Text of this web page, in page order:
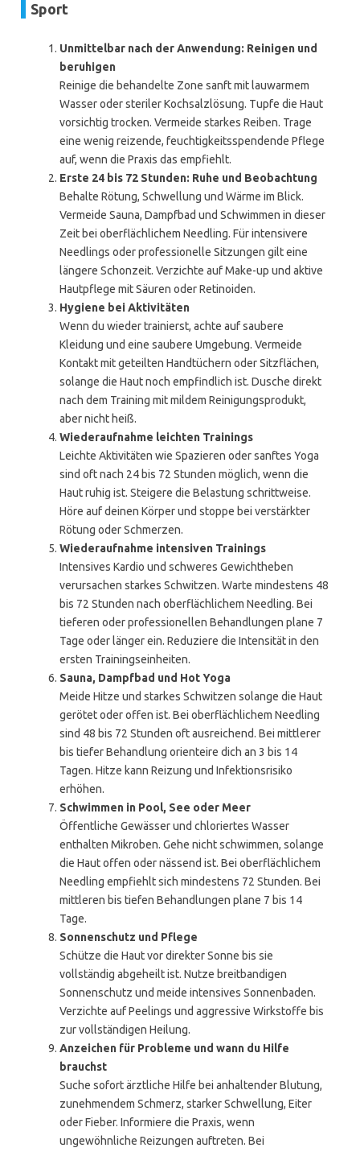
Sport
Unmittelbar nach der Anwendung: Reinigen und
beruhigen
Reinige die behandelte Zone sanft mit lauwarmem
Wasser oder steriler Kochsalzlösung. Tupfe die Haut
vorsichtig trocken. Vermeide starkes Reiben. Trage
eine wenig reizende, feuchtigkeitsspendende Pflege
auf, wenn die Praxis das empfiehlt.
Erste 24 bis 72 Stunden: Ruhe und Beobachtung
Behalte Rötung, Schwellung und Wärme im Blick.
Vermeide Sauna, Dampfbad und Schwimmen in dieser
Zeit bei oberflächlichem Needling. Für intensivere
Needlings oder professionelle Sitzungen gilt eine
längere Schonzeit. Verzichte auf Make-up und aktive
Hautpflege mit Säuren oder Retinoiden.
Hygiene bei Aktivitäten
Wenn du wieder trainierst, achte auf saubere
Kleidung und eine saubere Umgebung. Vermeide
Kontakt mit geteilten Handtüchern oder Sitzflächen,
solange die Haut noch empfindlich ist. Dusche direkt
nach dem Training mit mildem Reinigungsprodukt,
aber nicht heiß.
Wiederaufnahme leichten Trainings
Leichte Aktivitäten wie Spazieren oder sanftes Yoga
sind oft nach 24 bis 72 Stunden möglich, wenn die
Haut ruhig ist. Steigere die Belastung schrittweise.
Höre auf deinen Körper und stoppe bei verstärkter
Rötung oder Schmerzen.
Wiederaufnahme intensiven Trainings
Intensives Kardio und schweres Gewichtheben
verursachen starkes Schwitzen. Warte mindestens 48
bis 72 Stunden nach oberflächlichem Needling. Bei
tieferen oder professionellen Behandlungen plane 7
Tage oder länger ein. Reduziere die Intensität in den
ersten Trainingseinheiten.
Sauna, Dampfbad und Hot Yoga
Meide Hitze und starkes Schwitzen solange die Haut
gerötet oder offen ist. Bei oberflächlichem Needling
sind 48 bis 72 Stunden oft ausreichend. Bei mittlerer
bis tiefer Behandlung orienteire dich an 3 bis 14
Tagen. Hitze kann Reizung und Infektionsrisiko
erhöhen.
Schwimmen in Pool, See oder Meer
Öffentliche Gewässer und chloriertes Wasser
enthalten Mikroben. Gehe nicht schwimmen, solange
die Haut offen oder nässend ist. Bei oberflächlichem
Needling empfiehlt sich mindestens 72 Stunden. Bei
mittleren bis tiefen Behandlungen plane 7 bis 14
Tage.
Sonnenschutz und Pflege
Schütze die Haut vor direkter Sonne bis sie
vollständig abgeheilt ist. Nutze breitbandigen
Sonnenschutz und meide intensives Sonnenbaden.
Verzichte auf Peelings und aggressive Wirkstoffe bis
zur vollständigen Heilung.
Anzeichen für Probleme und wann du Hilfe
brauchst
Suche sofort ärztliche Hilfe bei anhaltender Blutung,
zunehmendem Schmerz, starker Schwellung, Eiter
oder Fieber. Informiere die Praxis, wenn
ungewöhnliche Reizungen auftreten. Bei